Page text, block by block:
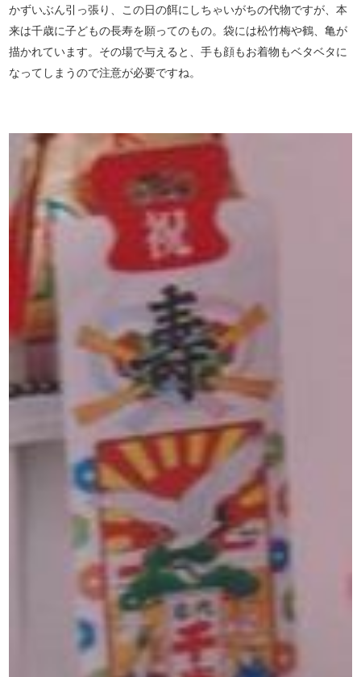
かずいぶん引っ張り、この日の餌にしちゃいがちの代物ですが、本
来は千歳に子どもの長寿を願ってのもの。袋には松竹梅や鶴、亀が
描かれています。その場で与えると、手も顔もお着物もベタベタに
なってしまうので注意が必要ですね。